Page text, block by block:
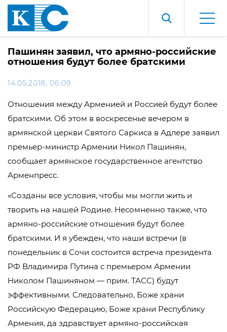
Пашинян заявил, что армяно-российские
отношения будут более братскими
14.05.2018, 06:09
Отношения между Арменией и Россией будут более
братскими. Об этом в воскресенье вечером в
армянской церкви Святого Саркиса в Адлере заявил
премьер-министр Армении Никол Пашинян,
сообщает армянское государственное агентство
Арменпресс.
«Созданы все условия, чтобы мы могли жить и
творить на нашей Родине. Несомненно также, что
армяно-российские отношения будут более
братскими. И я убежден, что наши встречи (в
понедельник в Сочи состоится встреча президента
РФ Владимира Путина с премьером Армении
Николом Пашиняном — прим. ТАСС) будут
эффективными. Следовательно, Боже храни
Российскую Федерацию, Боже храни Республику
Армения, да здравствует армяно-российская